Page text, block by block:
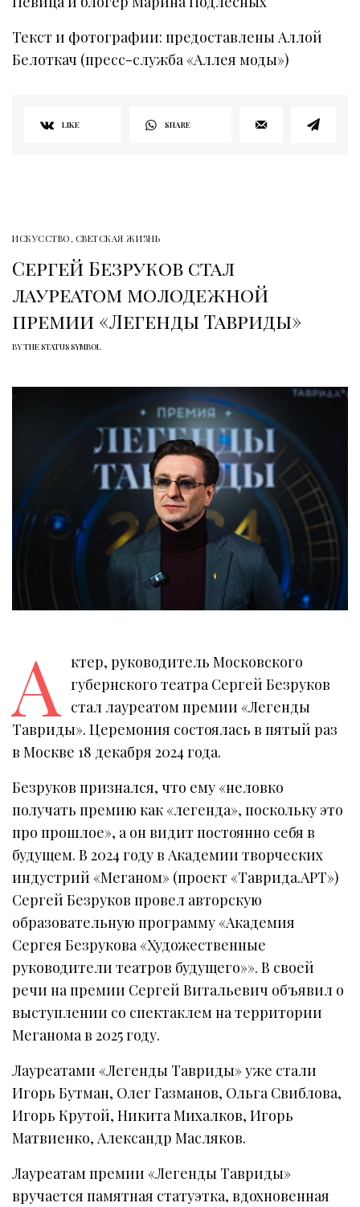
Текст и фотографии: предоставлены Аллой
Белоткач (пресс-служба «Аллея моды»)
LIKE SHARE
ИСКУССТВО , СВЕТСКАЯ ЖИЗНЬ
Сергей Безруков стал
лауреатом молодежной
премии «Легенды Тавриды»
BYTHE STATUS SYMBOL
А ктер, руководитель Московского
губернского театра Сергей Безруков
стал лауреатом премии «Легенды
Тавриды». Церемония состоялась в пятый раз
в Москве 18 декабря 2024 года.
Безруков признался, что ему «неловко
получать премию как «легенда», поскольку это
про прошлое», а он видит постоянно себя в
будущем. В 2024 году в Академии творческих
индустрий «Меганом» (проект «Таврида.АРТ»)
Сергей Безруков провел авторскую
образовательную программу «Академия
Сергея Безрукова «Художественные
руководители театров будущего»». В своей
речи на премии Сергей Витальевич объявил о
выступлении со спектаклем на территории
Меганома в 2025 году.
Лауреатами «Легенды Тавриды» уже стали
Игорь Бутман, Олег Газманов, Ольга Свиблова,
Игорь Крутой, Никита Михалков, Игорь
Матвиенко, Александр Масляков.
Лауреатам премии «Легенды Тавриды»
вручается памятная статуэтка, вдохновенная